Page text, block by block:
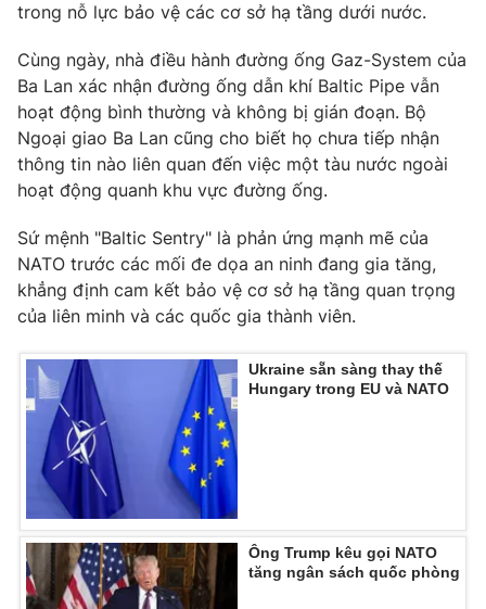
VTV9 VTV8
Liên hệ tòa soạn English
THỜI BÁO VTV
Cơ quan chủ quản:
Đài Truyền hình Việt Nam
Cơ quan báo chí:
Thời báo VTV
Giấy phép hoạt động báo in và báo điện tử số 483/GP-BTTTT
cấp ngày 29/12/2023
Tổng Biên tập: Vũ Thanh Thủy
Phó Tổng Biên tập:Nguyễn Thị Mỹ Hạnh, Phạm Quốc Thắng,
Nguyễn Trọng Ninh
Tổng đài VTV:024.38 355 931 - 024.38 355 932
trong nỗ lực bảo vệ các cơ sở hạ tầng dưới nước.
Cùng ngày, nhà điều hành đường ống Gaz-System của
Ba Lan xác nhận đường ống dẫn khí Baltic Pipe vẫn
hoạt động bình thường và không bị gián đoạn. Bộ
Ngoại giao Ba Lan cũng cho biết họ chưa tiếp nhận
thông tin nào liên quan đến việc một tàu nước ngoài
hoạt động quanh khu vực đường ống.
Sứ mệnh "Baltic Sentry" là phản ứng mạnh mẽ của
NATO trước các mối đe dọa an ninh đang gia tăng,
khẳng định cam kết bảo vệ cơ sở hạ tầng quan trọng
của liên minh và các quốc gia thành viên.
Ukraine sẵn sàng thay thế
Hungary trong EU và NATO
Ông Trump kêu gọi NATO
tăng ngân sách quốc phòng